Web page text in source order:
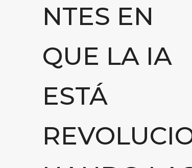
NTES EN
QUE LA IA
ESTÁ